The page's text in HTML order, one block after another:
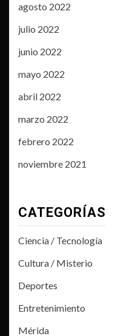
agosto 2022
julio 2022
junio 2022
mayo 2022
abril 2022
marzo 2022
febrero 2022
noviembre 2021
CATEGORÍAS
Ciencia / Tecnología
Cultura / Misterio
Deportes
Entretenimiento
Mérida